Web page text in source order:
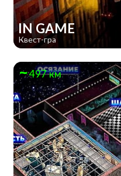
IN GAME
Квест-гра
497 км